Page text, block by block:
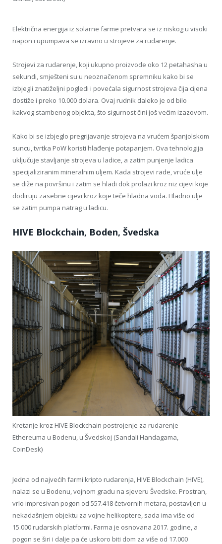
Električna energija iz solarne farme pretvara se iz niskog u visoki
napon i upumpava se izravno u strojeve za rudarenje.
Strojevi za rudarenje, koji ukupno proizvode oko 12 petahasha u
sekundi, smješteni su u neoznačenom spremniku kako bi se
izbjegli znatiželjni pogledi i povećala sigurnost strojeva čija cijena
dostiže i preko 10.000 dolara. Ovaj rudnik daleko je od bilo
kakvog stambenog objekta, što sigurnost čini još većim izazovom.
Kako bi se izbjeglo pregrijavanje strojeva na vrućem španjolskom
suncu, tvrtka PoW koristi hlađenje potapanjem. Ova tehnologija
uključuje stavljanje strojeva u ladice, a zatim punjenje ladica
specijaliziranim mineralnim uljem. Kada strojevi rade, vruće ulje
se diže na površinu i zatim se hladi dok prolazi kroz niz cijevi koje
dodiruju zasebne cijevi kroz koje teče hladna voda. Hladno ulje
se zatim pumpa natrag u ladicu.
HIVE Blockchain, Boden, Švedska
Kretanje kroz HIVE Blockchain postrojenje za rudarenje
Ethereuma u Bodenu, u Švedskoj (Sandali Handagama,
CoinDesk)
Jedna od najvećih farmi kripto rudarenja, HIVE Blockchain (HIVE),
nalazi se u Bodenu, vojnom gradu na sjeveru Švedske. Prostran,
vrlo impresivan pogon od 557.418 četvornih metara, postavljen u
nekadašnjem objektu za vojne helikoptere, sada ima više od
15.000 rudarskih platformi. Farma je osnovana 2017. godine, a
pogon se širi i dalje pa će uskoro biti dom za više od 17.000